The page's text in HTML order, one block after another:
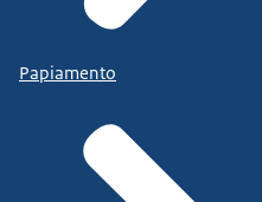
Papiamento